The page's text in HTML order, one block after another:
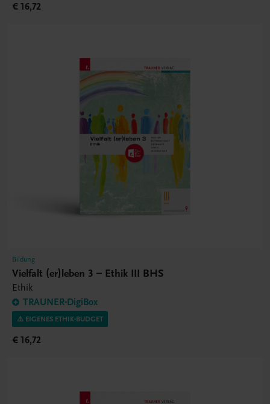
€ 16,72
Bildung
Vielfalt (er)leben 3 – Ethik III BHS
Ethik
TRAUNER-DigiBox
⚠️ EIGENES ETHIK-BUDGET
€ 16,72